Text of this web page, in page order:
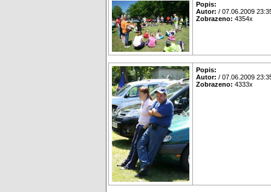
Popis:
Autor: / 07.06.2009
Zobrazeno: 4354x
Popis:
Autor: / 07.06.2009
Zobrazeno: 4333x